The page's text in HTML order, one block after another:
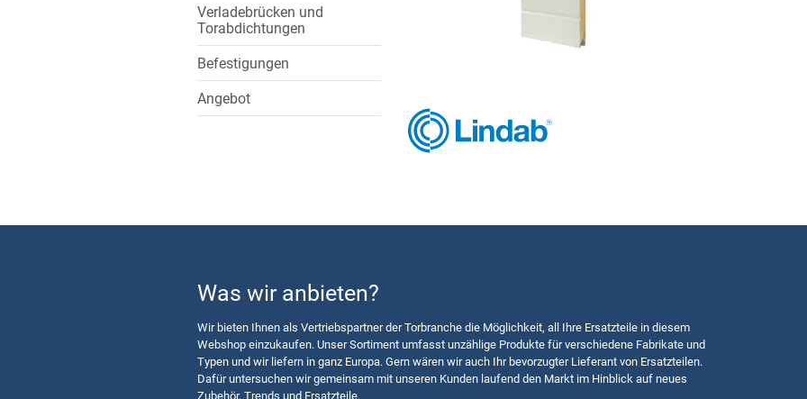
Verladebrücken und
Torabdichtungen
Befestigungen
Angebot
Was wir anbieten?
Wir bieten Ihnen als Vertriebspartner der Torbranche die Möglichkeit, all Ihre Ersatzteile in diesem
Webshop einzukaufen. Unser Sortiment umfasst unzählige Produkte für verschiedene Fabrikate und
Typen und wir liefern in ganz Europa. Gern wären wir auch Ihr bevorzugter Lieferant von Ersatzteilen.
Dafür untersuchen wir gemeinsam mit unseren Kunden laufend den Markt im Hinblick auf neues
Zubehör, Trends und Ersatzteile.